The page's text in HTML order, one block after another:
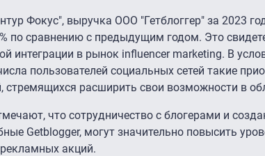
Фокус", выручка ООО "Гетблоггер" за 2023
по сравнению с предыдущим годом. Это
интеграции в рынок influencer marketing. В
пользователей социальных сетей такие
расширить свои возможности в
что сотрудничество с блогерами и
Getblogger, могут значительно повысить
акций.